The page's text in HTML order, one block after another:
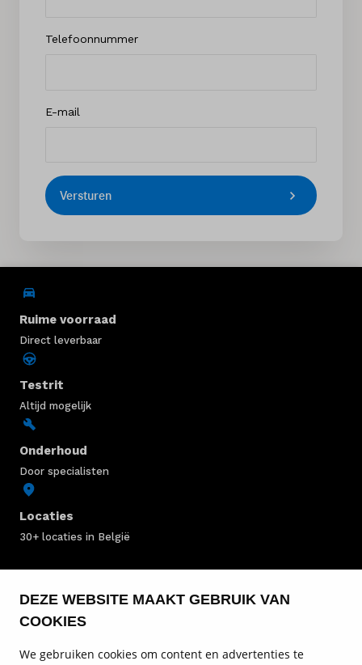
DEZE WEBSITE MAAKT GEBRUIK VAN
COOKIES
We gebruiken cookies om content en advertenties te
Telefoonnummer
E-mail
Versturen
Ruime voorraad
Direct leverbaar
Testrit
Altijd mogelijk
Onderhoud
Door specialisten
Locaties
30+ locaties in België
Service & onderhoud
Personenwagens